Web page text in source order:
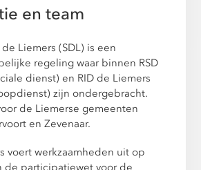
en team
Liemers (SDL) is een
regeling waar binnen RSD
dienst) en RID de Liemers
zijn ondergebracht.
de Liemerse gemeenten
en Zevenaar.
voert werkzaamheden uit op